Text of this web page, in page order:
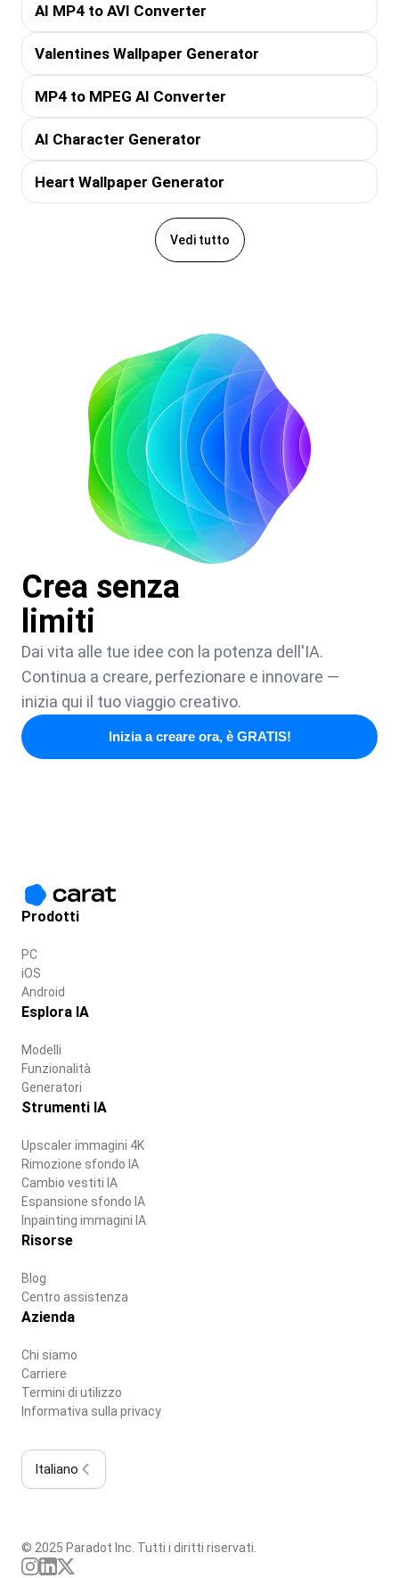
AI MP4 to AVI Converter
Valentines Wallpaper Generator
MP4 to MPEG AI Converter
AI Character Generator
Heart Wallpaper Generator
Vedi tutto
Crea senza
limiti
Dai vita alle tue idee con la potenza dell'IA.
Continua a creare, perfezionare e innovare —
inizia qui il tuo viaggio creativo.
Inizia a creare ora, è GRATIS!
Prodotti
PC
iOS
Android
Esplora IA
Modelli
Funzionalità
Generatori
Strumenti IA
Upscaler immagini 4K
Rimozione sfondo IA
Cambio vestiti IA
Espansione sfondo IA
Inpainting immagini IA
Risorse
Blog
Centro assistenza
Azienda
Chi siamo
Carriere
Termini di utilizzo
Informativa sulla privacy
Italiano
© 2025 Paradot Inc. Tutti i diritti riservati.